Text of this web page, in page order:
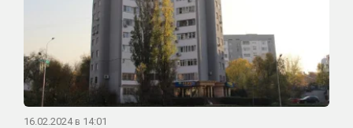
16.02.2024 в 14:01